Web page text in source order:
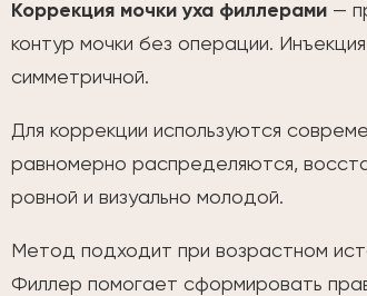
Коррекция мочки уха филлерами —
контур мочки без операции.
симметричной.
Для коррекции используются
равномерно распределяются,
ровной и визуально молодой.
Метод подходит при возрастном
Филлер помогает сформировать